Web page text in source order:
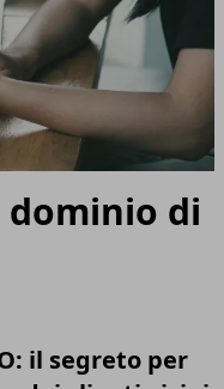
dominio di
il segreto per